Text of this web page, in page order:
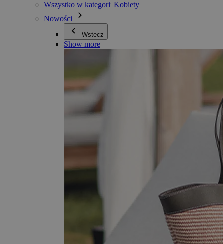
Wszystko w kategorii Kobiety
Nowości
Wstecz
Show more